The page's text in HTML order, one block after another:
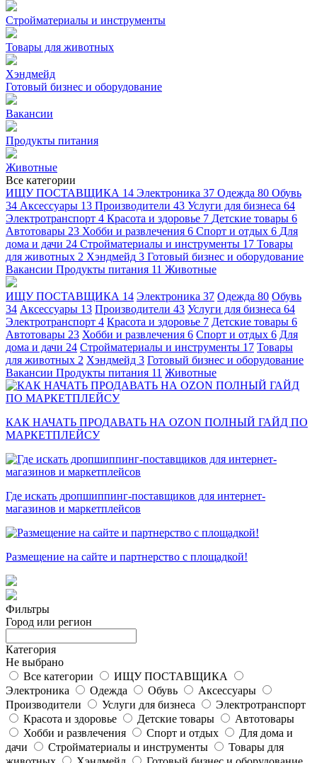
Стройматериалы и инструменты
Товары для животных
Хэндмейд
Готовый бизнес и оборудование
Вакансии
Продукты питания
Животные
Все категории
ИЩУ ПОСТАВЩИКА 14 Электроника 37 Одежда 80 Обувь
34 Аксессуары 13 Производители 43 Услуги для бизнеса 64
Электротранспорт 4 Красота и здоровье 7 Детские товары 6
Автотовары 23 Хобби и развлечения 6 Спорт и отдых 6 Для
дома и дачи 24 Стройматериалы и инструменты 17 Товары
для животных 2 Хэндмейд 3 Готовый бизнес и оборудование
Вакансии Продукты питания 11 Животные
ИЩУ ПОСТАВЩИКА 14 Электроника 37 Одежда 80 Обувь
34 Аксессуары 13 Производители 43 Услуги для бизнеса 64
Электротранспорт 4 Красота и здоровье 7 Детские товары 6
Автотовары 23 Хобби и развлечения 6 Спорт и отдых 6 Для
дома и дачи 24 Стройматериалы и инструменты 17 Товары
для животных 2 Хэндмейд 3 Готовый бизнес и оборудование
Вакансии Продукты питания 11 Животные
КАК НАЧАТЬ ПРОДАВАТЬ НА OZON ПОЛНЫЙ ГАЙД ПО
МАРКЕТПЛЕЙСУ
Где искать дропшиппинг-поставщиков для интернет-
магазинов и маркетплейсов
Размещение на сайте и партнерство с площадкой!
Фильтры
Город или регион
Категория
Не выбрано
Все категории
ИЩУ ПОСТАВЩИКА
Электроника
Одежда Обувь
Аксессуары
Производители
Услуги для бизнеса
Электротранспорт
Красота и здоровье
Детские товары
Автотовары
Хобби и развлечения
Спорт и отдых
Для дома и
дачи
Стройматериалы и инструменты
Товары для